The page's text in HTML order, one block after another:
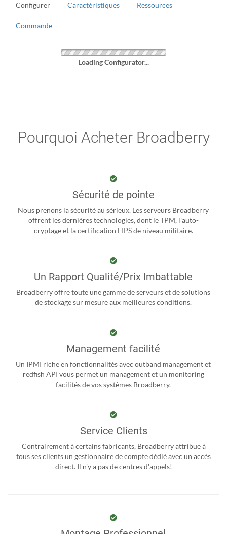
Configurer Caractéristiques Ressources
Commande
Loading Configurator...
Pourquoi Acheter Broadberry
Sécurité de pointe
Nous prenons la sécurité au sérieux. Les serveurs Broadberry
offrent les dernières technologies, dont le TPM, l'auto-
cryptage et la certification FIPS de niveau militaire.
Un Rapport Qualité/Prix Imbattable
Broadberry offre toute une gamme de serveurs et de solutions
de stockage sur mesure aux meilleures conditions.
Management facilité
Un IPMI riche en fonctionnalités avec outband management et
redfish API vous permet un management et un monitoring
facilités de vos systèmes Broadberry.
Service Clients
Contrairement à certains fabricants, Broadberry attribue à
tous ses clients un gestionnaire de compte dédié avec un accès
direct. Il n'y a pas de centres d'appels!